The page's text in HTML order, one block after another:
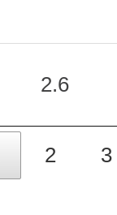
2.6
2 3